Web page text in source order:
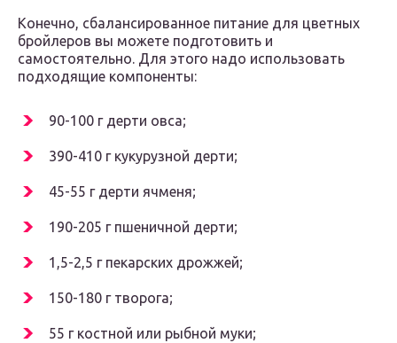
Конечно, сбалансированное питание для цветных
бройлеров вы можете подготовить и
самостоятельно. Для этого надо использовать
подходящие компоненты:
90-100 г дерти овса;
390-410 г кукурузной дерти;
45-55 г дерти ячменя;
190-205 г пшеничной дерти;
1,5-2,5 г пекарских дрожжей;
150-180 г творога;
55 г костной или рыбной муки;